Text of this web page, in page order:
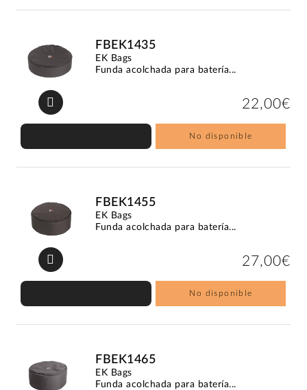
FBEK1435
EK Bags
Funda acolchada para batería...
22,00€
No disponible
FBEK1455
EK Bags
Funda acolchada para batería...
27,00€
No disponible
FBEK1465
EK Bags
Funda acolchada para batería...